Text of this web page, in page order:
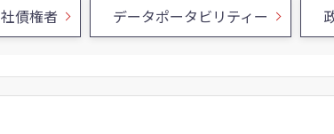
社債権者 データポータビリティー